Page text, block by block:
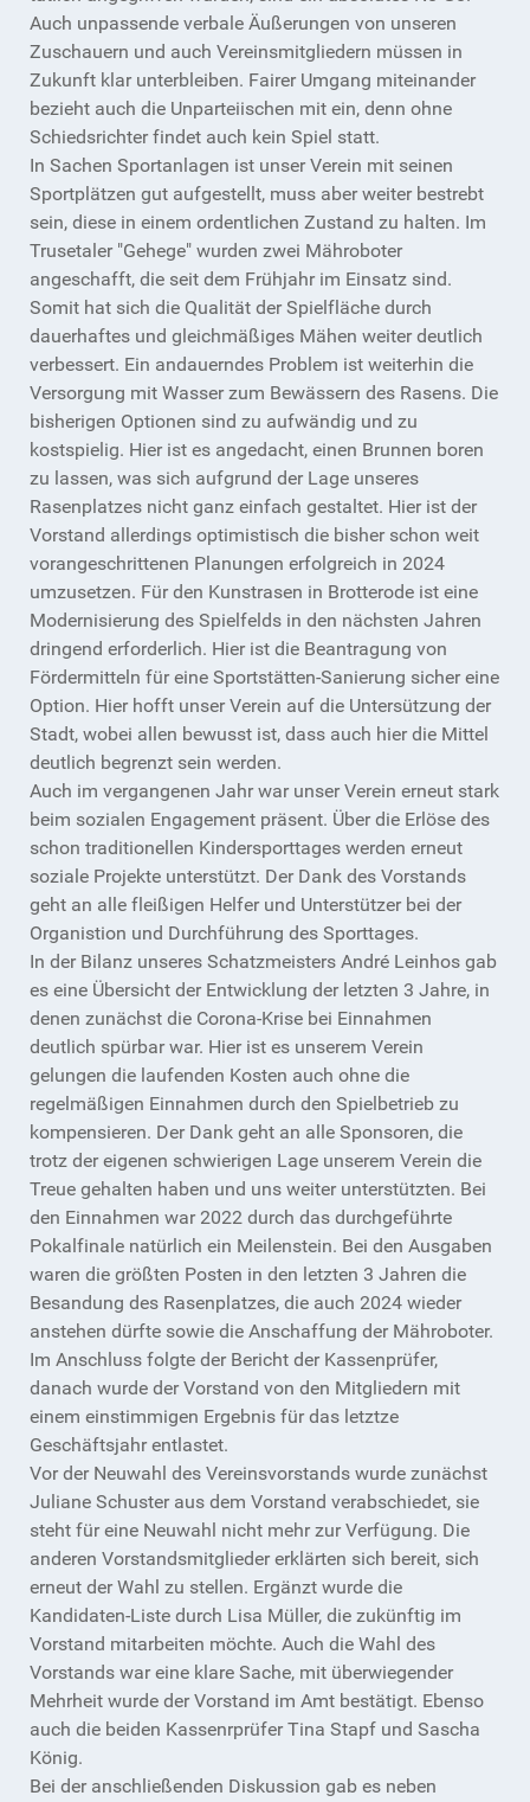
Auch unpassende verbale Äußerungen von unseren
Zuschauern und auch Vereinsmitgliedern müssen in
Zukunft klar unterbleiben. Fairer Umgang miteinander
bezieht auch die Unparteiischen mit ein, denn ohne
Schiedsrichter findet auch kein Spiel statt.
In Sachen Sportanlagen ist unser Verein mit seinen
Sportplätzen gut aufgestellt, muss aber weiter bestrebt
sein, diese in einem ordentlichen Zustand zu halten. Im
Trusetaler "Gehege" wurden zwei Mähroboter
angeschafft, die seit dem Frühjahr im Einsatz sind.
Somit hat sich die Qualität der Spielfläche durch
dauerhaftes und gleichmäßiges Mähen weiter deutlich
verbessert. Ein andauerndes Problem ist weiterhin die
Versorgung mit Wasser zum Bewässern des Rasens. Die
bisherigen Optionen sind zu aufwändig und zu
kostspielig. Hier ist es angedacht, einen Brunnen boren
zu lassen, was sich aufgrund der Lage unseres
Rasenplatzes nicht ganz einfach gestaltet. Hier ist der
Vorstand allerdings optimistisch die bisher schon weit
vorangeschrittenen Planungen erfolgreich in 2024
umzusetzen. Für den Kunstrasen in Brotterode ist eine
Modernisierung des Spielfelds in den nächsten Jahren
dringend erforderlich. Hier ist die Beantragung von
Fördermitteln für eine Sportstätten-Sanierung sicher eine
Option. Hier hofft unser Verein auf die Untersützung der
Stadt, wobei allen bewusst ist, dass auch hier die Mittel
deutlich begrenzt sein werden.
Auch im vergangenen Jahr war unser Verein erneut stark
beim sozialen Engagement präsent. Über die Erlöse des
schon traditionellen Kindersporttages werden erneut
soziale Projekte unterstützt. Der Dank des Vorstands
geht an alle fleißigen Helfer und Unterstützer bei der
Organistion und Durchführung des Sporttages.
In der Bilanz unseres Schatzmeisters André Leinhos gab
es eine Übersicht der Entwicklung der letzten 3 Jahre, in
denen zunächst die Corona-Krise bei Einnahmen
deutlich spürbar war. Hier ist es unserem Verein
gelungen die laufenden Kosten auch ohne die
regelmäßigen Einnahmen durch den Spielbetrieb zu
kompensieren. Der Dank geht an alle Sponsoren, die
trotz der eigenen schwierigen Lage unserem Verein die
Treue gehalten haben und uns weiter unterstützten. Bei
den Einnahmen war 2022 durch das durchgeführte
Pokalfinale natürlich ein Meilenstein. Bei den Ausgaben
waren die größten Posten in den letzten 3 Jahren die
Besandung des Rasenplatzes, die auch 2024 wieder
anstehen dürfte sowie die Anschaffung der Mähroboter.
Im Anschluss folgte der Bericht der Kassenprüfer,
danach wurde der Vorstand von den Mitgliedern mit
einem einstimmigen Ergebnis für das letztze
Geschäftsjahr entlastet.
Vor der Neuwahl des Vereinsvorstands wurde zunächst
Juliane Schuster aus dem Vorstand verabschiedet, sie
steht für eine Neuwahl nicht mehr zur Verfügung. Die
anderen Vorstandsmitglieder erklärten sich bereit, sich
erneut der Wahl zu stellen. Ergänzt wurde die
Kandidaten-Liste durch Lisa Müller, die zukünftig im
Vorstand mitarbeiten möchte. Auch die Wahl des
Vorstands war eine klare Sache, mit überwiegender
Mehrheit wurde der Vorstand im Amt bestätigt. Ebenso
auch die beiden Kassenrprüfer Tina Stapf und Sascha
König.
Bei der anschließenden Diskussion gab es neben